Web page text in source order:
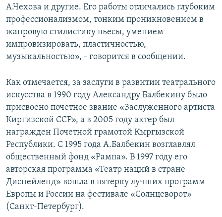
А.Чехова и другие. Его работы отличались глубоким
профессионализмом, тонким проникновением в
жанровую стилистику пьесы, умением
импровизировать, пластичностью,
музыкальностью», - говорится в сообщении.
Как отмечается, за заслуги в развитии театрального
искусства в 1990 году Александру Балбекину было
присвоено почетное звание «Заслуженного артиста
Киргизской ССР», а в 2005 году актер был
награжден Почетной грамотой Кыргызской
Республики. С 1995 года А.Балбекин возглавлял
общественный фонд «Рампа». В 1997 году его
авторская программа «Театр наций в стране
Диснейленд» вошла в пятерку лучших программ
Европы и России на фестивале «Солнцеворот»
(Санкт-Петербург).